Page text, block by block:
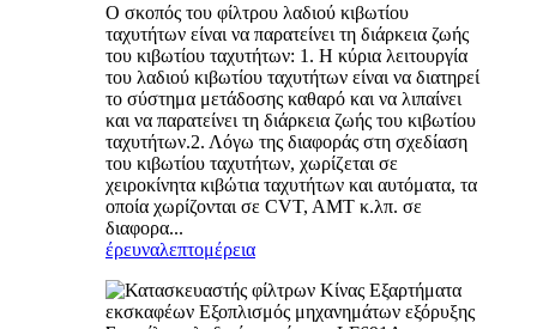
Ο σκοπός του φίλτρου λαδιού κιβωτίου
ταχυτήτων είναι να παρατείνει τη διάρκεια ζωής
του κιβωτίου ταχυτήτων: 1. Η κύρια λειτουργία
του λαδιού κιβωτίου ταχυτήτων είναι να διατηρεί
το σύστημα μετάδοσης καθαρό και να λιπαίνει
και να παρατείνει τη διάρκεια ζωής του κιβωτίου
ταχυτήτων.2. Λόγω της διαφοράς στη σχεδίαση
του κιβωτίου ταχυτήτων, χωρίζεται σε
χειροκίνητα κιβώτια ταχυτήτων και αυτόματα, τα
οποία χωρίζονται σε CVT, AMT κ.λπ. σε
διαφορα...
έρευναλεπτομέρεια